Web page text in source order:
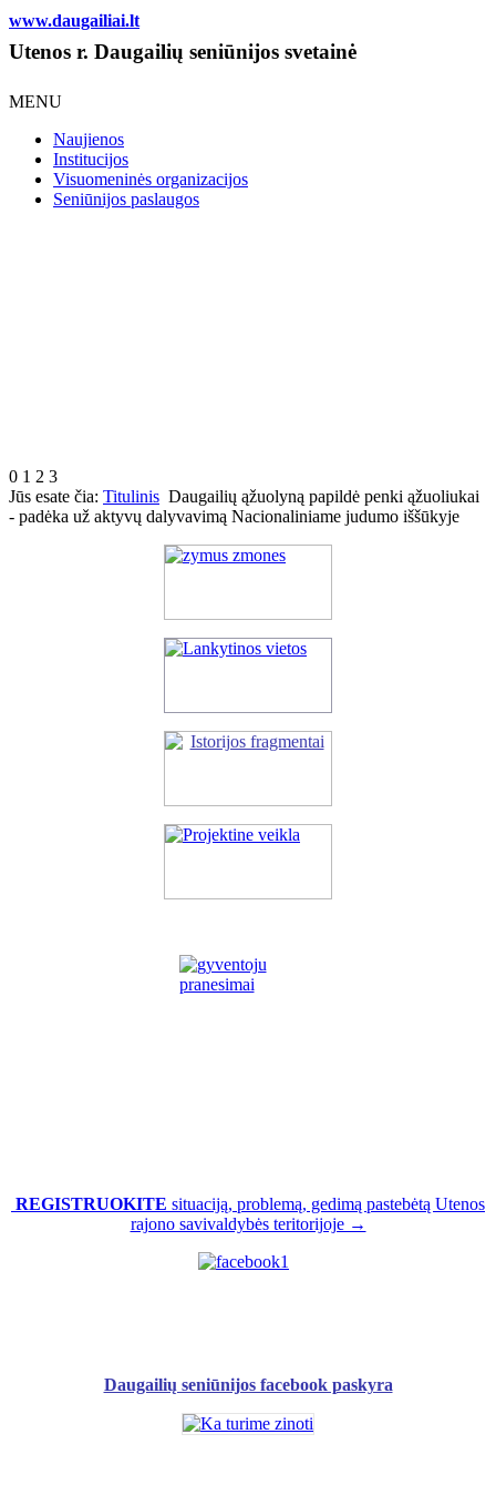
www.daugailiai.lt
Utenos r. Daugailių seniūnijos svetainė
MENU
Naujienos
Institucijos
Visuomeninės organizacijos
Seniūnijos paslaugos
0 1 2 3
Jūs esate čia: Titulinis Daugailių ąžuolyną papildė penki ąžuoliukai
- padėka už aktyvų dalyvavimą Nacionaliniame judumo iššūkyje
REGISTRUOKITE situaciją, problemą, gedimą pastebėtą Utenos
rajono savivaldybės teritorijoje →
Daugailių seniūnijos facebook paskyra